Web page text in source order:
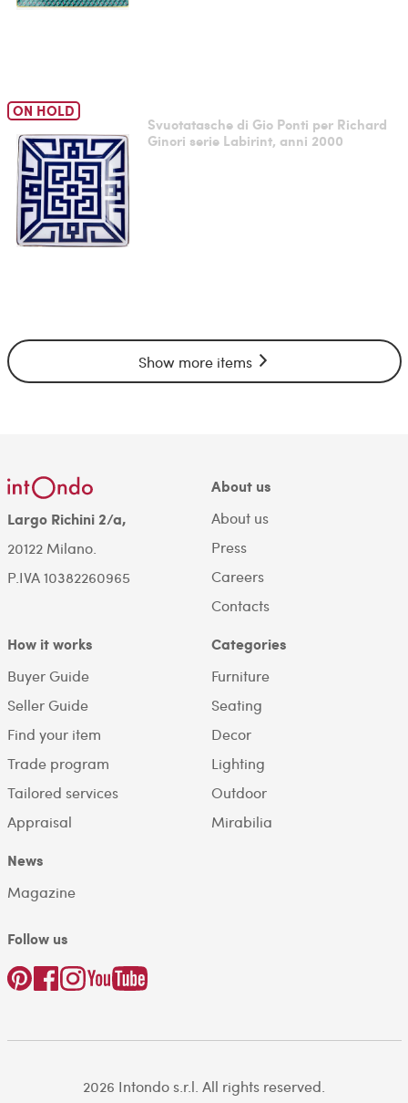
ON HOLD
Svuotatasche di Gio Ponti per Richard
Ginori serie Labirint, anni 2000
Show more items
Largo Richini 2/a,
20122 Milano.
P.IVA 10382260965
About us
About us
Press
Careers
Contacts
How it works
Buyer Guide
Seller Guide
Find your item
Trade program
Tailored services
Appraisal
Categories
Furniture
Seating
Decor
Lighting
Outdoor
Mirabilia
News
Magazine
Follow us
2026 Intondo s.r.l. All rights reserved.